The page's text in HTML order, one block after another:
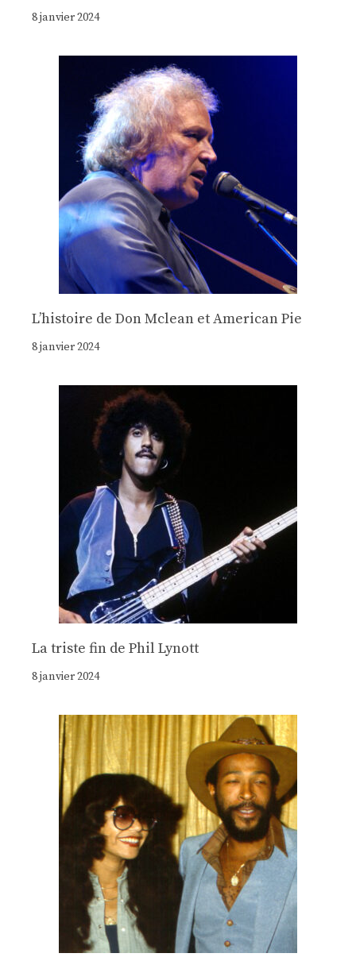
8 janvier 2024
Lʼhistoire de Don Mclean et American Pie
8 janvier 2024
La triste fin de Phil Lynott
8 janvier 2024